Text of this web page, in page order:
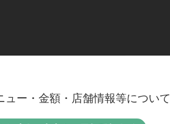
ー・金額・店舗情報等につい